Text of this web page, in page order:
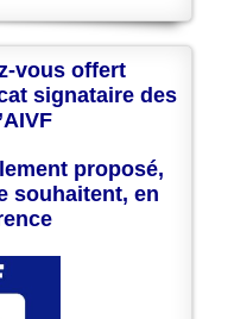
vous offert
signataire des
proposé,
souhaitent, en